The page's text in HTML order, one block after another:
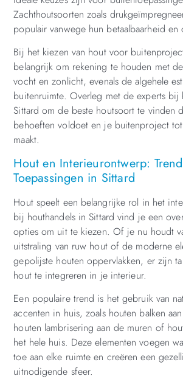
Zachthoutsoorten zoals
populair vanwege hun betaalbaarheid en
Bij het kiezen van hout voor
belangrijk om rekening te houden met
vocht en zonlicht, evenals de algehele
buitenruimte. Overleg met de experts bij
Sittard om de beste houtsoort te vinden
behoeften voldoet en je buitenproject
maakt.
Hout en Interieurontwerp:
Toepassingen in Sittard
Hout speelt een belangrijke rol in het
bij houthandels in Sittard vind je een
opties om uit te kiezen. Of je nu houdt
uitstraling van ruw hout of de moderne
gepolijste houten oppervlakken, er zijn
hout te integreren in je interieur.
Een populaire trend is het gebruik van
accenten in huis, zoals houten balken
houten lambrisering aan de muren of
het hele huis. Deze elementen voegen
toe aan elke ruimte en creëren een
uitnodigende sfeer.